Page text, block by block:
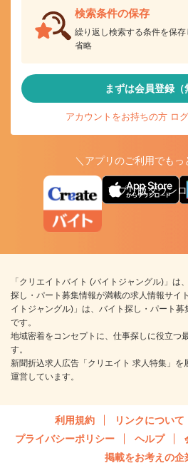
検索条件の保存
繰り返し検索する条件を保
省略
まずは会員登録（
アカウントをお持ちの方 ロ
＼アプリのご利用でもっ
アプリ版ダウン
「クリエイトバイト (バイトジャングル)」は
探し・パート募集情報が満載の求人情報サイ
イトジャングル)」は、バイト探し・パート募
です。
地域密着をコンセプトに、仕事探しに役立つ
す。
新聞折込求人広告「クリエイト 求人特集」
運営しています。
利用規約 リンクについて
プライバシーポリシー
ヘルプ
掲載をお考えの企